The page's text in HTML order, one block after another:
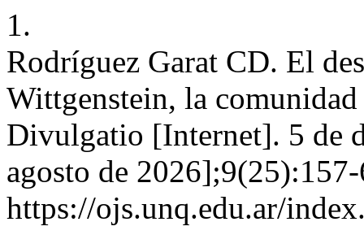
1.
Rodríguez Garat CD. El
Wittgenstein, la
Divulgatio [Internet]. 5 de
agosto de
https://ojs.unq.edu.ar/